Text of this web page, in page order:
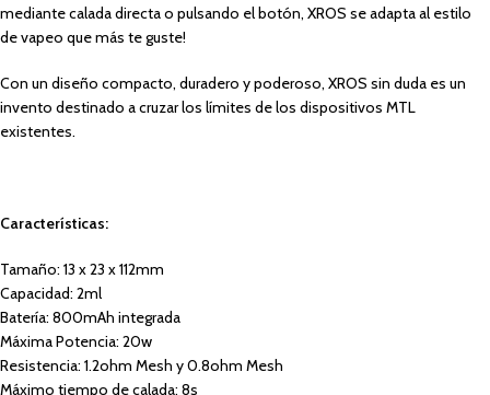
mediante calada directa o pulsando el botón, XROS se adapta al estilo
de vapeo que más te guste!
Con un diseño compacto, duradero y poderoso, XROS sin duda es un
invento destinado a cruzar los límites de los dispositivos MTL
existentes.
Características:
Tamaño: 13 x 23 x 112mm
Capacidad: 2ml
Batería: 800mAh integrada
Máxima Potencia: 20w
Resistencia: 1.2ohm Mesh y 0.8ohm Mesh
Máximo tiempo de calada: 8s